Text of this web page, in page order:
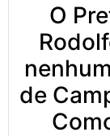
O
de